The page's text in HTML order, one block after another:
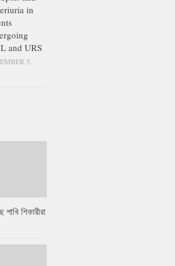
in
and URS
5,
শিকারীরা